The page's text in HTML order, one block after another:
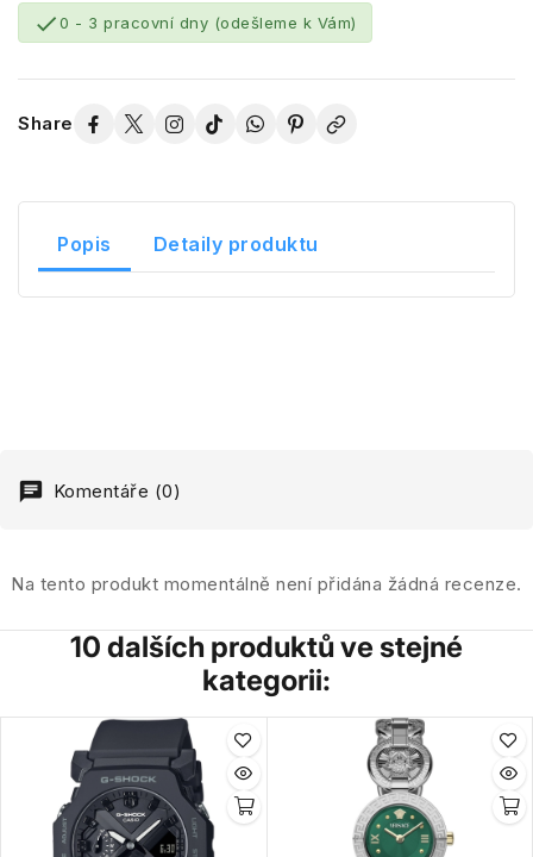
0 - 3 pracovní dny (odešleme k Vám)
Share
Popis Detaily produktu
Komentáře (0)
Na tento produkt momentálně není přidána žádná recenze.
10 dalších produktů ve stejné
kategorii: